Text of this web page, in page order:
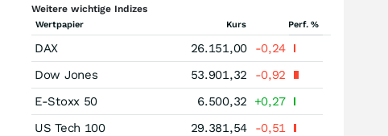
Weitere wichtige Indizes
Wertpapier Kurs Perf. %
DAX 26.151,00
-0,24
Dow Jones
53.901,32
-0,92
E-Stoxx 50
6.500,32
+0,27
US Tech 100
29.381,54
-0,51